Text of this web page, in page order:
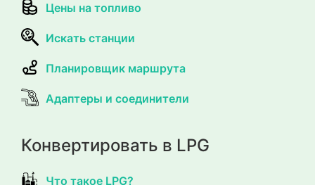
Цены на топливо
Искать станции
Планировщик маршрута
Адаптеры и соединители
Конвертировать в LPG
Что такое LPG?